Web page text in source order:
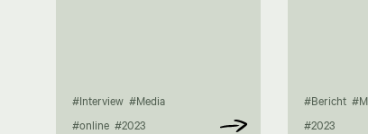
#Interview #Media
#online #2023
#Bericht
#2023